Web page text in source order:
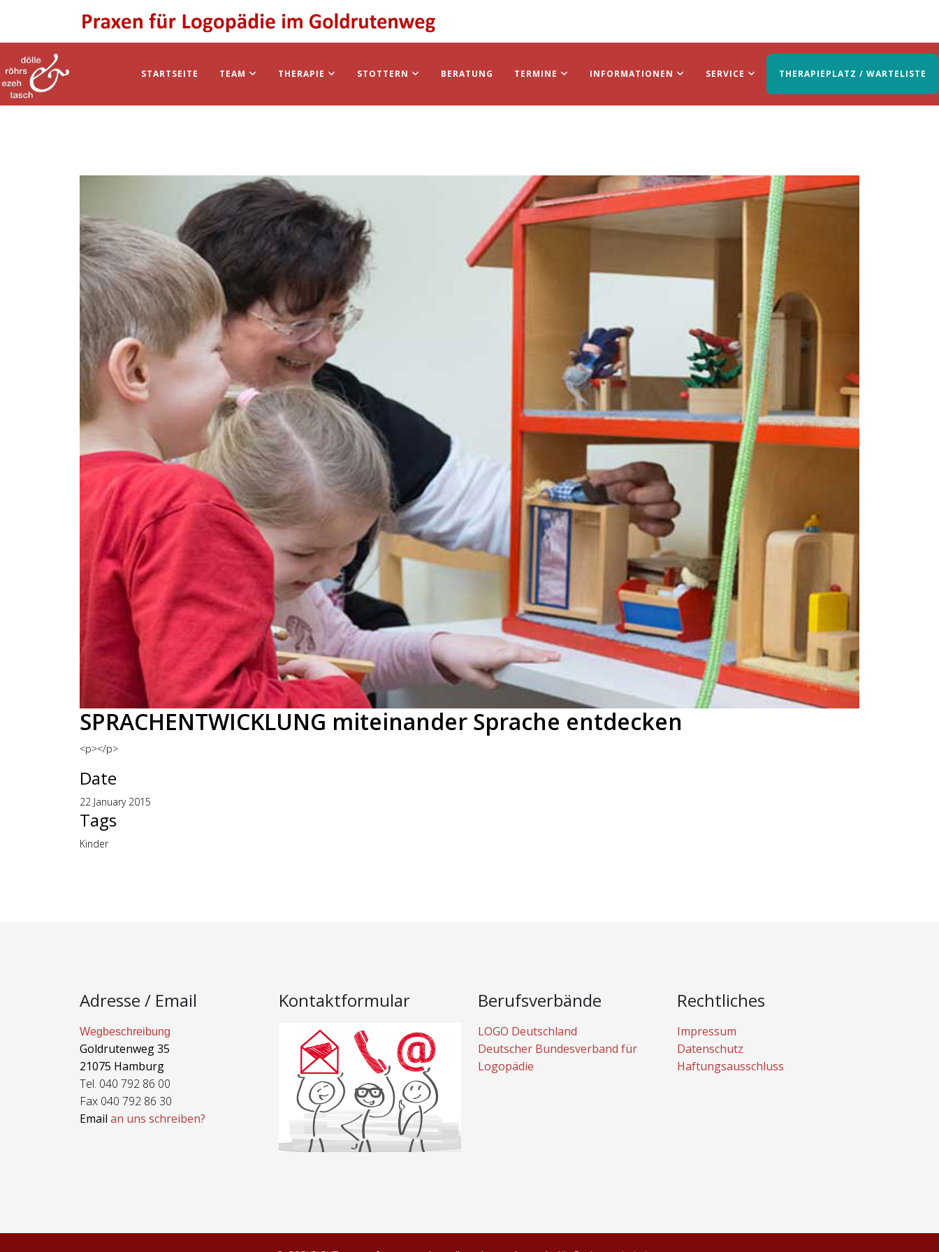
STARTSEITE TEAM THERAPIE STOTTERN BERATUNG TERMINE INFORMATIONEN SERVICE THERAPIEPLATZ / WARTELISTE
SPRACHENTWICKLUNG miteinander Sprache entdecken
<p></p>
Date
22 January 2015
Tags
Kinder
Adresse / Email
Wegbeschreibung
Goldrutenweg 35
21075 Hamburg
Tel. 040 792 86 00
Fax 040 792 86 30
Email an uns schreiben?
Kontaktformular Berufsverbände
LOGO Deutschland
Deutscher Bundesverband für
Logopädie
Rechtliches
Impressum
Datenschutz
Haftungsausschluss